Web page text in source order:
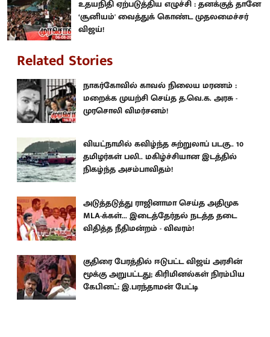
உதயநிதி ஏற்படுத்திய எழுச்சி : தனக்குத் தானே
‘சூனியம்' வைத்துக் கொண்ட முதலமைச்சர்
விஜய்!
Related Stories
நாகர்கோவில் காவல் நிலைய மரணம் :
மறைக்க முயற்சி செய்த த.வெ.க. அரசு -
முரசொலி விமர்சனம்!
வியட்நாமில் கவிழ்ந்த சுற்றுலாப் படகு.. 10
தமிழர்கள் பலி.. மகிழ்ச்சியான இடத்தில்
நிகழ்ந்த அசம்பாவிதம்!
அடுத்தடுத்து ராஜினாமா செய்த அதிமுக
MLA-க்கள்... இடைத்தேர்தல் நடத்த தடை
விதித்த நீதிமன்றம் - விவரம்!
குதிரை பேரத்தில் ஈடுபட்ட விஜய் அரசின்
மூக்கு அறுபட்டது; கிரிமினல்கள் நிரம்பிய
கேபினட்: இ.பரந்தாமன் பேட்டி